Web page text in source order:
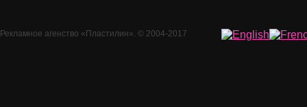
Рекламное агенство «Пластилин». © 2004-2017